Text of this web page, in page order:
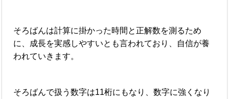
そろばんは計算に掛かった時間と正解数を測るため
に、成長を実感しやすいとも言われており、自信が養
われていきます。
そろばんで扱う数字は11桁にもなり、数字に強くなり